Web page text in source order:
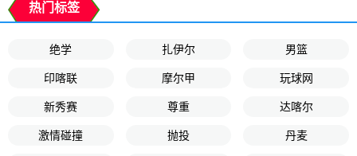
热门标签
绝学 扎伊尔 男篮
印喀联 摩尔甲 玩球网
新秀赛 尊重 达喀尔
激情碰撞 抛投 丹麦